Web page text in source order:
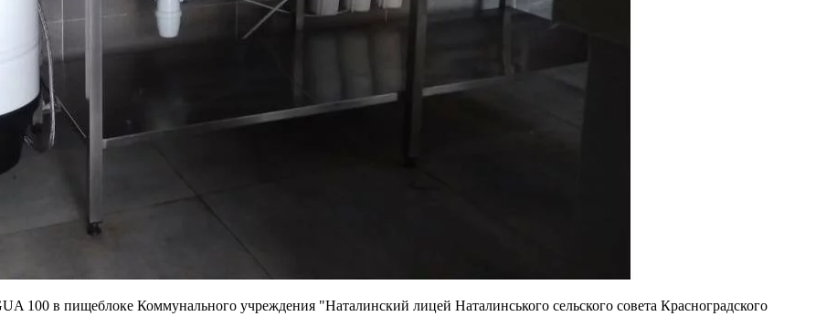
100 в пищеблоке Коммунального учреждения "Наталинский лицей Наталинського сельского совета Красноградского